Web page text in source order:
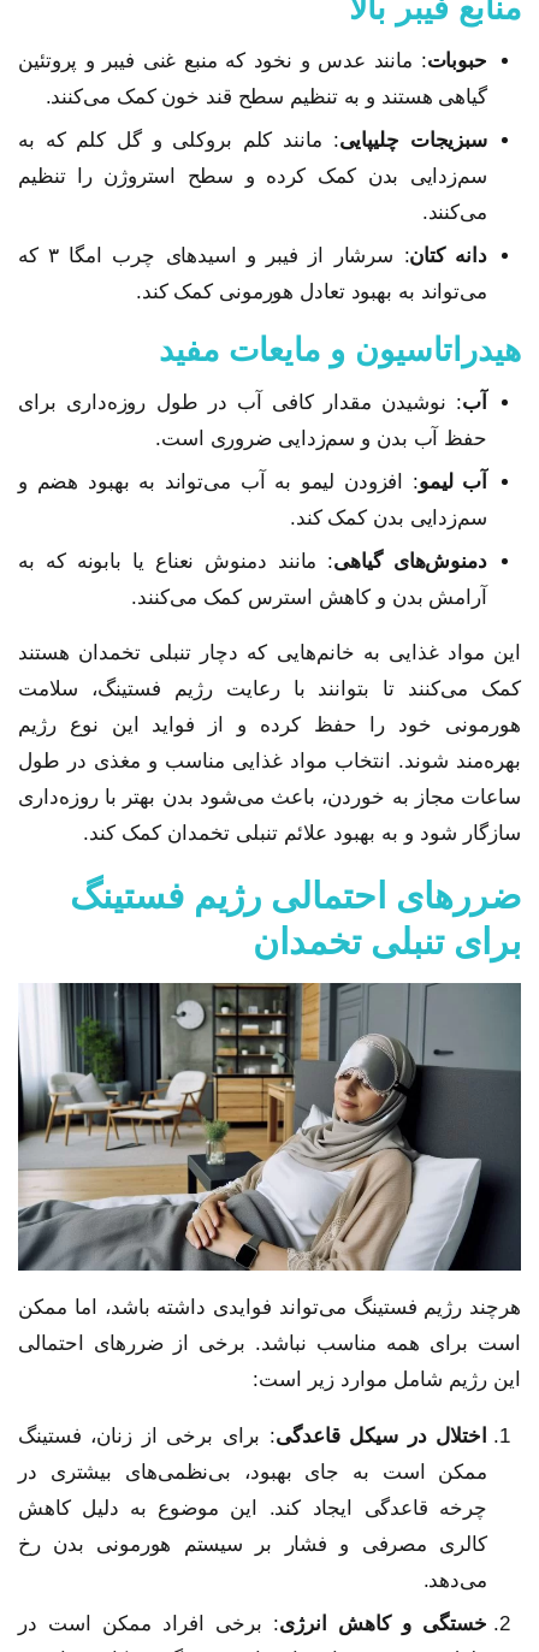
منابع فیبر بالا
حبوبات: مانند عدس و نخود که منبع غنی فیبر و پروتئین
گیاهی هستند و به تنظیم سطح قند خون کمک می‌کنند.
سبزیجات چلیپایی: مانند کلم بروکلی و گل کلم که به
سم‌زدایی بدن کمک کرده و سطح استروژن را تنظیم
می‌کنند.
دانه کتان
: سرشار از فیبر و اسیدهای چرب امگا ۳ که
می‌تواند به بهبود تعادل هورمونی کمک کند.
هیدراتاسیون و مایعات مفید
آب: نوشیدن مقدار کافی آب در طول روزه‌داری برای
حفظ آب بدن و سم‌زدایی ضروری است.
آب لیمو: افزودن لیمو به آب می‌تواند به بهبود هضم و
سم‌زدایی بدن کمک کند.
دمنوش‌های گیاهی: مانند دمنوش نعناع یا بابونه که به
آرامش بدن و کاهش استرس کمک می‌کنند.
این مواد غذایی به خانم‌هایی که دچار تنبلی تخمدان هستند
کمک می‌کنند تا بتوانند با رعایت رژیم فستینگ، سلامت
هورمونی خود را حفظ کرده و از فواید این نوع رژیم
بهره‌مند شوند. انتخاب مواد غذایی مناسب و مغذی در طول
ساعات مجاز به خوردن، باعث می‌شود بدن بهتر با روزه‌داری
سازگار شود و به بهبود علائم تنبلی تخمدان کمک کند.
ضررهای احتمالی رژیم فستینگ
برای تنبلی تخمدان
هرچند رژیم فستینگ می‌تواند فوایدی داشته باشد، اما ممکن
است برای همه مناسب نباشد. برخی از ضررهای احتمالی
این رژیم شامل موارد زیر است:
اختلال در سیکل قاعدگی: برای برخی از زنان، فستینگ
ممکن است به جای بهبود، بی‌نظمی‌های بیشتری در
چرخه قاعدگی ایجاد کند. این موضوع به دلیل کاهش
کالری مصرفی و فشار بر سیستم هورمونی بدن رخ
می‌دهد.
خستگی و کاهش انرژی: برخی افراد ممکن است در